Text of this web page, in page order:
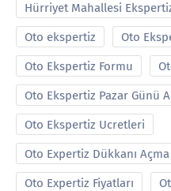
Hürriyet Mahallesi
Oto ekspertiz Oto
Oto Ekspertiz Formu
Oto Ekspertiz Pazar Günü
Oto Ekspertiz Ucretleri
Oto Expertiz Dükkanı
Oto Expertiz Fiyatları